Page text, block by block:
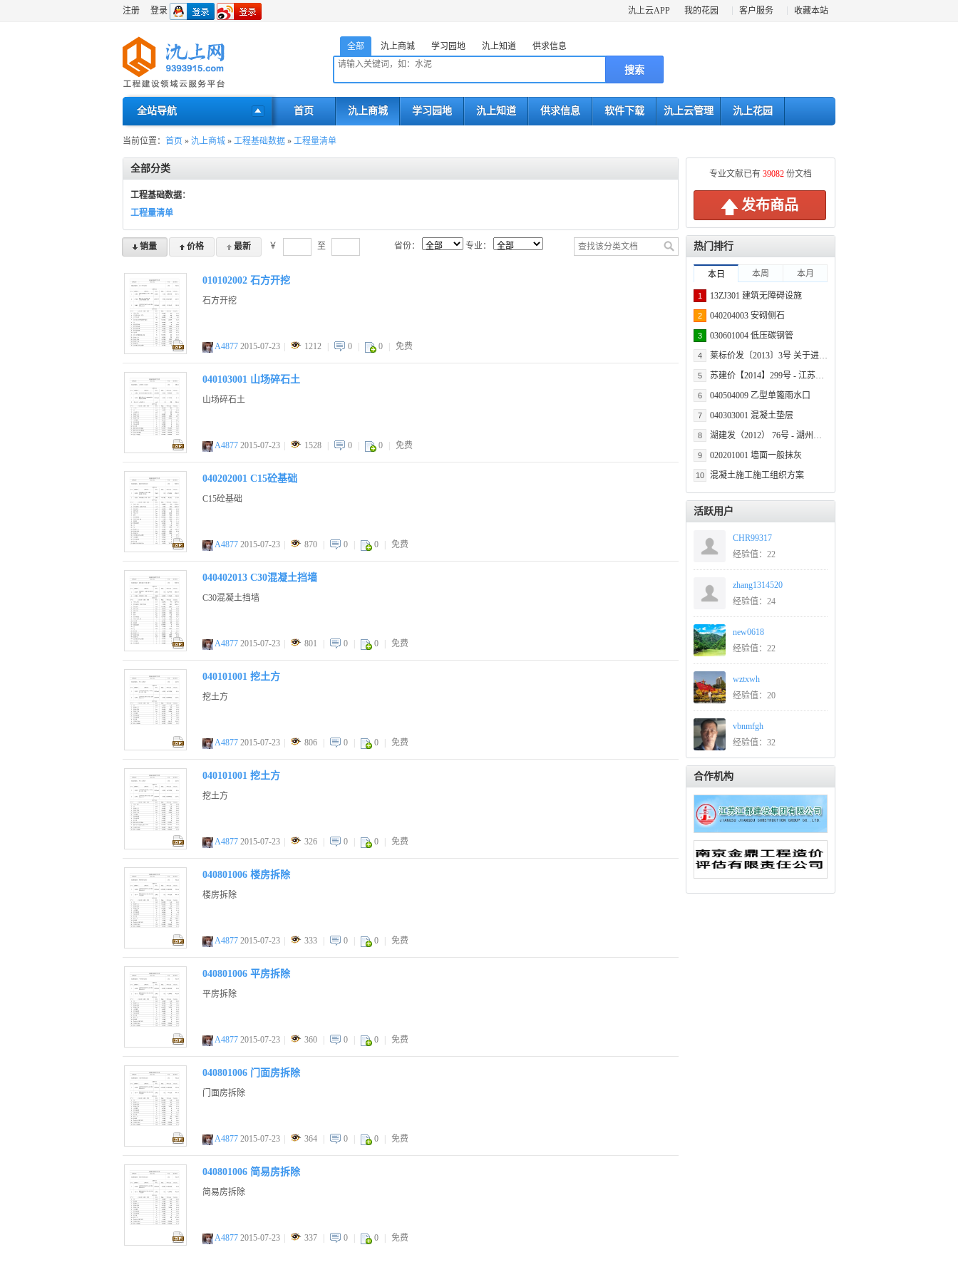
氿上云APP 我的花园 客户服务 收藏本站
注册 登录
全部 氿上商城 学习园地 氿上知道 供求信息
搜索
全站导航 首页 氿上商城 学习园地 氿上知道 供求信息 软件下载 氿上云管理 氿上花园
当前位置： 首页 » 氿上商城 » 工程基础数据 » 工程量清单
全部分类
工程基础数据：
工程量清单
销量 价格 最新 ￥ 至 省份： 专业：
zip
010102002 石方开挖
石方开挖
A4877 2015-07-23 1212 0 0 免费
zip
040103001 山场碎石土
山场碎石土
A4877 2015-07-23 1528 0 0 免费
zip
040202001 C15砼基础
C15砼基础
A4877 2015-07-23 870 0 0 免费
zip
040402013 C30混凝土挡墙
C30混凝土挡墙
A4877 2015-07-23 801 0 0 免费
zip
040101001 挖土方
挖土方
A4877 2015-07-23 806 0 0 免费
zip
040101001 挖土方
挖土方
A4877 2015-07-23 326 0 0 免费
zip
040801006 楼房拆除
楼房拆除
A4877 2015-07-23 333 0 0 免费
zip
040801006 平房拆除
平房拆除
A4877 2015-07-23 360 0 0 免费
zip
040801006 门面房拆除
门面房拆除
A4877 2015-07-23 364 0 0 免费
zip
040801006 简易房拆除
简易房拆除
A4877 2015-07-23 337 0 0 免费
专业文献已有 39082 份文档
发布商品
热门排行
本日 本周 本月
1 13ZJ301 建筑无障碍设施
2 040204003 安砌侧石
3 030601004 低压碳钢管
4 莱标价发〔2013〕3号 关于进一步规范建设工程安全防护、文明施工措施费用存付操作流程的通知
5 苏建价【2014】299号 - 江苏省建设工程费用定额 2014
6 040504009 乙型单篦雨水口
7
040303001 混凝土垫层
1.混凝土强度等级:C15砼垫层
8 湖建发（2012） 76号 - 湖州市住房和城乡建设局转发省住房和城乡建设厅关于印发《浙江省建设工程价格信息动态管理办法》的通知
9 020201001 墙面一般抹灰
10 混凝土施工施工组织方案
活跃用户
CHR99317
经验值：22
zhang1314520
经验值：24
new0618
经验值：22
wztxwh
经验值：20
vbnmfgh
经验值：32
合作机构